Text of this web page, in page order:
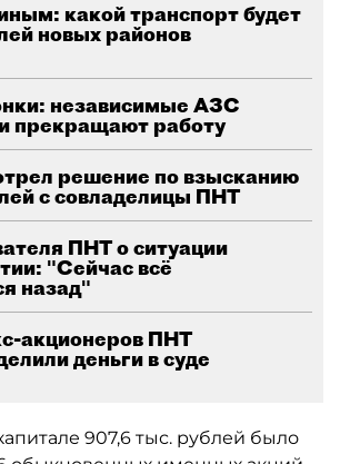
какой транспорт будет
новых районов
независимые АЗС
прекращают работу
решение по взысканию
с совладелицы ПНТ
ПНТ о ситуации
"Сейчас всё
назад"
акционеров ПНТ
деньги в суде
907,6 тыс. рублей было